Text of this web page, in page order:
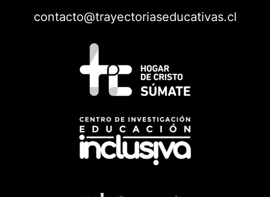
contacto@trayectoriaseducativas.cl